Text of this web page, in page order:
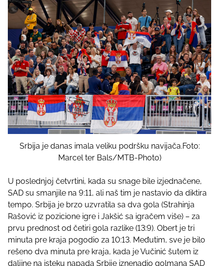
Srbija je danas imala veliku podršku navijača.Foto:
Marcel ter Bals/MTB-Photo)
U poslednjoj četvrtini, kada su snage bile izjednačene,
SAD su smanjile na 9:11, ali naš tim je nastavio da diktira
tempo. Srbija je brzo uzvratila sa dva gola (Strahinja
Rašović iz pozicione igre i Jakšić sa igračem više) – za
prvu prednost od četiri gola razlike (13:9). Obert je tri
minuta pre kraja pogodio za 10:13. Međutim, sve je bilo
rešeno dva minuta pre kraja, kada je Vučinić šutem iz
daljine na isteku napada Srbije iznenadio golmana SAD